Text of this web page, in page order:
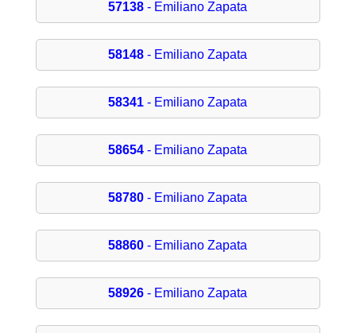
57138 - Emiliano Zapata
58148 - Emiliano Zapata
58341 - Emiliano Zapata
58654 - Emiliano Zapata
58780 - Emiliano Zapata
58860 - Emiliano Zapata
58926 - Emiliano Zapata